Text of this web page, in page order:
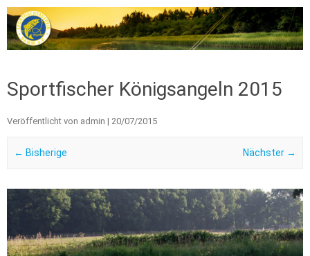
Sportfischer Königsangeln 2015
Veröffentlicht von admin | 20/07/2015
← Bisherige Nächster →